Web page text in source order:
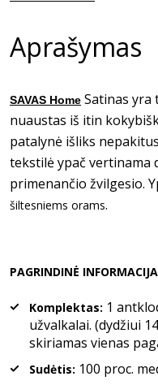
Aprašymas
SAVAS Home Satinas yra
nuaustas iš itin
patalynė išliks
tekstilė ypač vertinama
primenančio žvilgesio.
šiltesniems orams.
PAGRINDINĖ INFORMACIJA
Komplektas: 1
užvalkalai. (dydžiui
skiriamas vienas
Sudėtis: 100 proc.